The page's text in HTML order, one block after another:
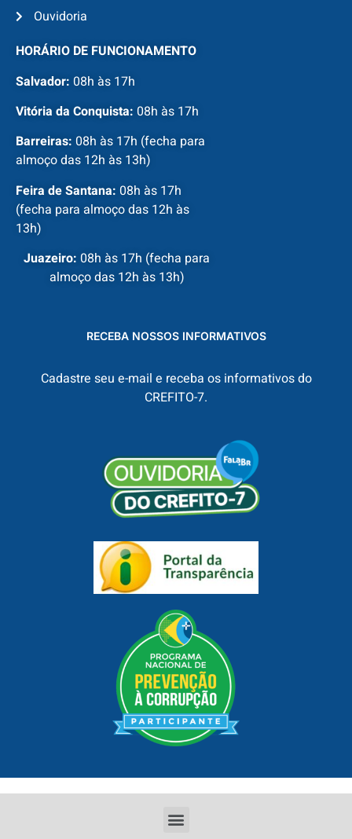
Ouvidoria
HORÁRIO DE FUNCIONAMENTO
Salvador: 08h às 17h
Vitória da Conquista: 08h às 17h
Barreiras: 08h às 17h (fecha para
almoço das 12h às 13h)
Feira de Santana: 08h às 17h
(fecha para almoço das 12h às
13h)
Juazeiro: 08h às 17h (fecha para
almoço das 12h às 13h)
RECEBA NOSSOS INFORMATIVOS
Cadastre seu e-mail e receba os informativos do
CREFITO-7.